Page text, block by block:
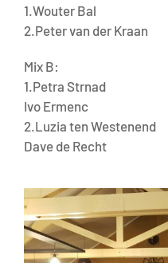
1.Wouter Bal
2.Peter van der Kraan
Mix B:
1.Petra Strnad
Ivo Ermenc
2.Luzia ten Westenend
Dave de Recht